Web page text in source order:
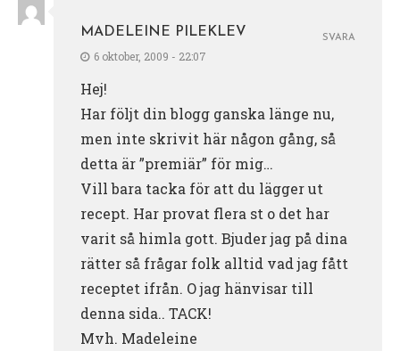
MADELEINE PILEKLEV
6 oktober, 2009 - 22:07
Hej!
Har följt din blogg ganska länge nu,
men inte skrivit här någon gång, så
detta är ”premiär” för mig…
Vill bara tacka för att du lägger ut
recept. Har provat flera st o det har
varit så himla gott. Bjuder jag på dina
rätter så frågar folk alltid vad jag fått
receptet ifrån. O jag hänvisar till
denna sida.. TACK!
Mvh. Madeleine
SVARA